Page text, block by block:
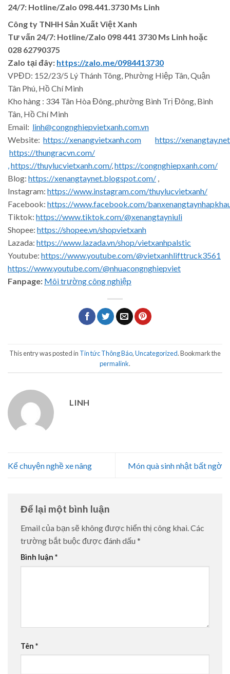
24/7: Hotline/Zalo 098.441.3730 Ms Linh
Công ty TNHH Sản Xuất Việt Xanh
Tư vấn 24/7: Hotline/Zalo 098 441 3730 Ms Linh hoặc
028 62790375
Zalo tại đây: https://zalo.me/0984413730
VPĐD: 152/23/5 Lý Thánh Tông, Phường Hiệp Tân, Quận
Tân Phú, Hồ Chí Minh
Kho hàng : 334 Tân Hòa Đông, phường Bình Trị Đông, Bình
Tân, Hồ Chí Minh
Email: linh@congnghiepvietxanh.com.vn
Website: https://xenangvietxanh.com
https://xenangtay.net
https://thungracvn.com/
,https://thuylucvietxanh.com/,https://congnghiepxanh.com/
Blog: https://xenangtaynet.blogspot.com/ ,
Instagram: https://www.instagram.com/thuylucvietxanh/
Facebook: https://www.facebook.com/
Tiktok: https://www.tiktok.com/@xenangtayniuli
Shopee: https://shopee.vn/shopvietxanh
Lazada: https://www.lazada.vn/shop/vietxanhpalstic
Youtube: https://www.youtube.com/@vietxanhlifttruck3561
https://www.youtube.com/@nhuacongnghiepviet
Fanpage: Môi trường công nghiệp
This entry was posted in Tin tức Thông Báo,Uncategorized. Bookmark the
permalink.
LINH
Kể chuyện nghề xe nâng Món quà sinh nhật bất ngờ
Để lại một bình luận
Email của bạn sẽ không được hiển thị công khai.Các
trường bắt buộc được đánh dấu *
Bình luận *
Tên *